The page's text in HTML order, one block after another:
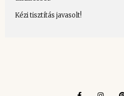
Kézi tisztítás javasolt!